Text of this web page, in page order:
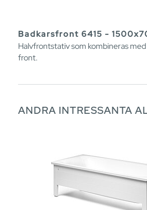
Badkarsfront 6415 -
Halvfrontstativ som kombineras
front.
ANDRA INTRESSANTA